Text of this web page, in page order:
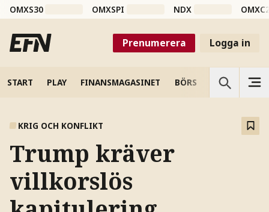
OMXS30 OMXSPI NDX
Prenumerera Logga in
START PLAY FINANSMAGASINET BÖRS VETENSKAP
KRIG OCH KONFLIKT
Trump kräver
villkorslös